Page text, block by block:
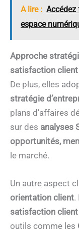
A lire : Accédez
espace
Approche
satisfaction client
De plus, elles
stratégie
plans d’affaires
sur des analyses
opportunités,
le marché.
Un autre aspect
orientation client.
satisfaction client
outils comme les